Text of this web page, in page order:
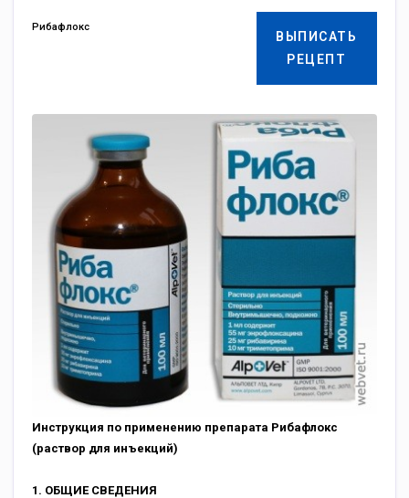
ВЫПИСАТЬ
РЕЦЕПТ
Рибафлокс
Инструкция по применению препарата Рибафлокс
(раствор для инъекций)
1. ОБЩИЕ СВЕДЕНИЯ